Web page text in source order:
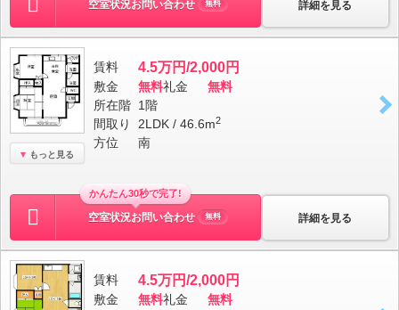
詳細を見る
空室状況お問い合わせ 無料
もっと見る
賃料 4.5万円/2,000円
敷金 無料礼金
無料
所在階 1階
間取り
2LDK / 46.6m2
方位 南
詳細を見る
かんたん30秒で完了!
空室状況お問い合わせ 無料
賃料 4.5万円/2,000円
敷金 無料礼金
無料